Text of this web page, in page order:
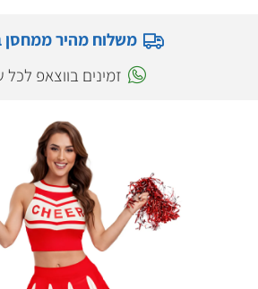
משלוח מהיר ממחסן
זמינים בווצאפ